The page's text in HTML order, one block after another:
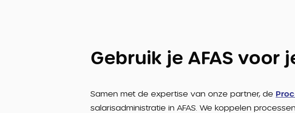
Gebruik je AFAS
Samen met de expertise van onze partner, de
salarisadministratie in AFAS. We koppelen